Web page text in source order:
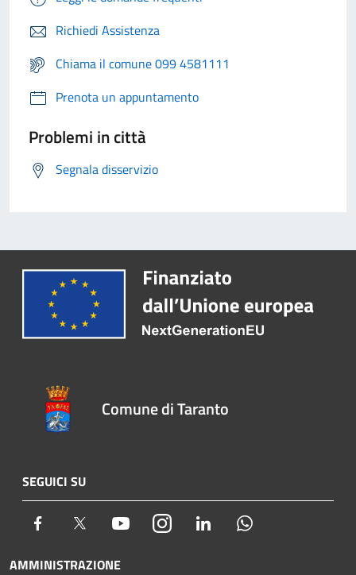
Richiedi Assistenza
Chiama il comune 099 4581111
Prenota un appuntamento
Problemi in città
Segnala disservizio
Comune di Taranto
SEGUICI SU
Facebook Twitter YoutubeInstagram LinkedIn
AMMINISTRAZIONE